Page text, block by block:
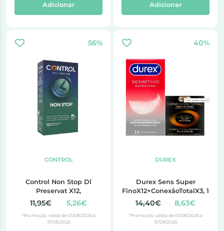
Adicionar Adicionar
56%
CONTROL
Control Non Stop Dl
Preservat X12,
11,95€ 5,26€
*Promoção válida de 01/08/2026 a
31/08/2026
40%
DUREX
Durex Sens Super
FinoX12+ConexãoTotalX3, 1
14,40€ 8,63€
*Promoção válida de 01/08/2026 a
31/08/2026